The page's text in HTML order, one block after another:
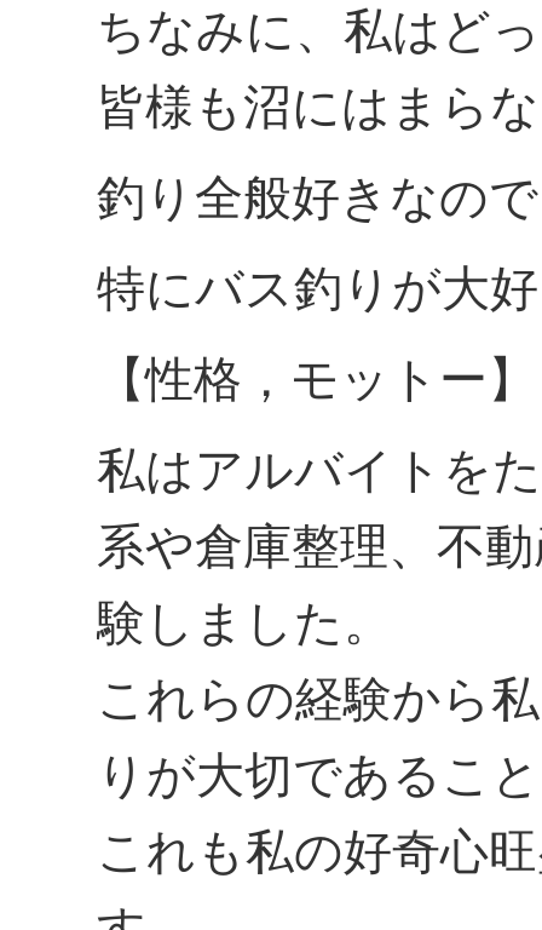
ちなみに、私はど
皆様も沼にはまら
釣り全般好きなの
特にバス釣りが大
【性格，モットー
私はアルバイトを
系や倉庫整理、不
験しました。
これらの経験から
りが大切であるこ
これも私の好奇心